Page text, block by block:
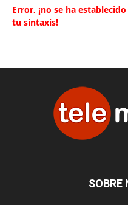
Error, ¡no se ha
tu sintaxis!
SOBRE